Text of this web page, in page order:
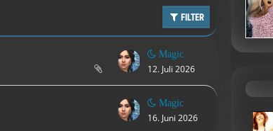
FILTER
Magic
12. Juli 2026
Magic
16. Juni 2026